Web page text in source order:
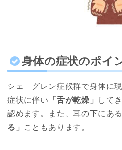
身体の症状のポイ
シェーグレン症候群で身体に
症状に伴い
「舌が乾燥」 して
認めます。また、耳の下にある
る」
こともあります。